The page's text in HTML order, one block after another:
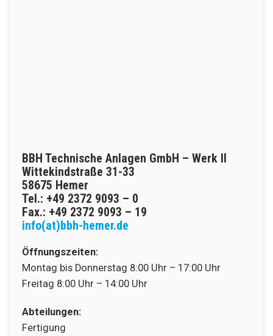
BBH Technische Anlagen GmbH – Werk II
Wittekindstraße 31-33
58675 Hemer
Tel.: +49 2372 9093 – 0
Fax.: +49 2372 9093 – 19
info(at)bbh-hemer.de
Öffnungszeiten:
Montag bis Donnerstag 8:00 Uhr – 17:00 Uhr
Freitag 8:00 Uhr – 14:00 Uhr
Abteilungen:
Fertigung